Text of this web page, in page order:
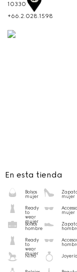
10330
+66.2.028.1598
En esta tienda
Bolsos
mujer
mujer
Ready
to
wear
mujer
mujer
Bolsos
hombre
Ready
to
wear
mujer
Niño Joyería